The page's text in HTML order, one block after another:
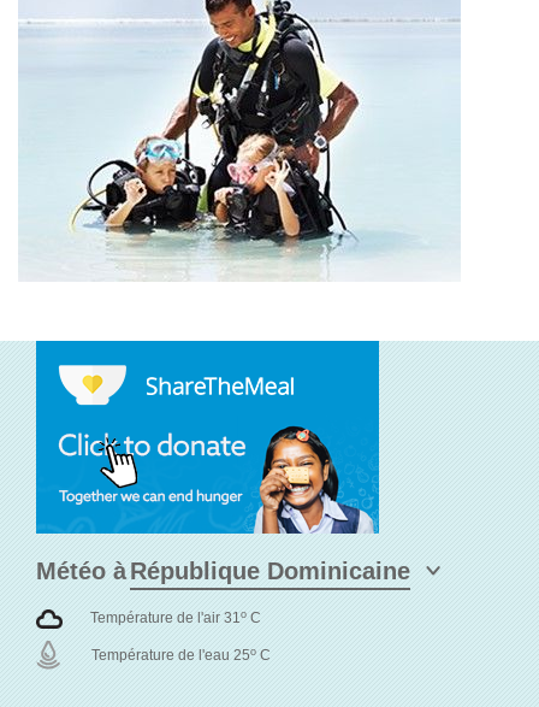
Météo à
Température de l'air 31o C
Température de l'eau 25o C